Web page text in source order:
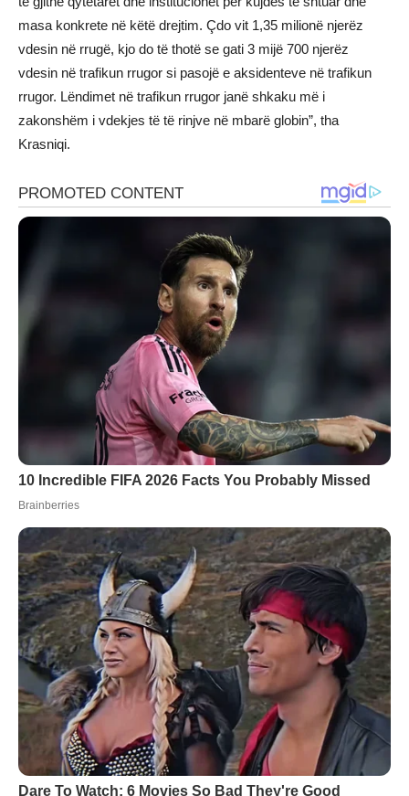
masa konkrete në këtë drejtim. Çdo vit 1,35 milionë njerëz
vdesin në rrugë, kjo do të thotë se gati 3 mijë 700 njerëz
vdesin në trafikun rrugor si pasojë e aksidenteve në trafikun
rrugor. Lëndimet në trafikun rrugor janë shkaku më i
zakonshëm i vdekjes të të rinjve në mbarë globin”, tha
Krasniqi.